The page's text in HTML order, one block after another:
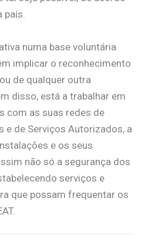
país.
numa base voluntária
implicar o reconhecimento
de qualquer outra
disso, está a trabalhar em
com as suas redes de
e de Serviços Autorizados, a
e os seus
não só a segurança dos
serviços e
que possam frequentar os